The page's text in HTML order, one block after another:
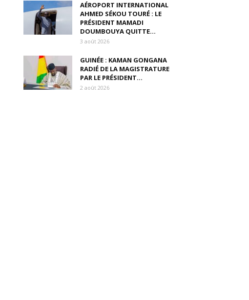
AÉROPORT INTERNATIONAL
AHMED SÉKOU TOURÉ : LE
PRÉSIDENT MAMADI
DOUMBOUYA QUITTE...
3 août 2026
GUINÉE : KAMAN GONGANA
RADIÉ DE LA MAGISTRATURE
PAR LE PRÉSIDENT...
2 août 2026